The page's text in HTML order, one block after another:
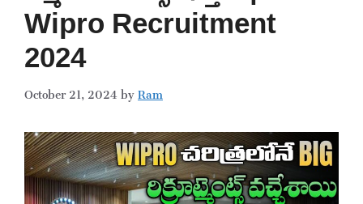
Wipro Recruitment
2024
October 21, 2024byRam